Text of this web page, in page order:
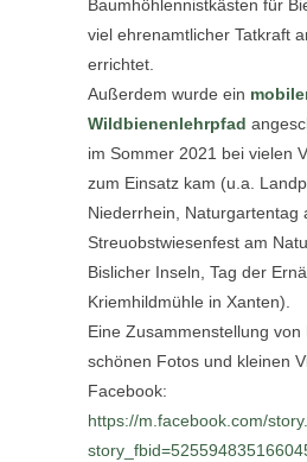
Baumhöhlennistkästen für
viel ehrenamtlicher Tatkraft
errichtet.
Außerdem wurde ein
Wildbienenlehrpfad
im Sommer 2021 bei vielen
zum Einsatz kam (u.a.
Niederrhein, Naturgartentag
Streuobstwiesenfest am
Bislicher Inseln, Tag der
Kriemhildmühle in Xanten).
Eine Zusammenstellung von
schönen Fotos und kleinen
Facebook:
https://m.facebook.com/